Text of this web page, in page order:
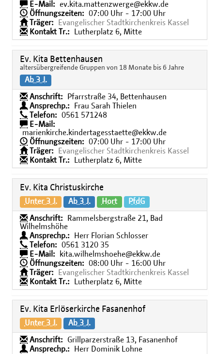
E-Mail:
ev.kita.mattenzwerge@ekkw.de
Öffnungszeiten:
07:00 Uhr - 17:00 Uhr
Träger:
Evangelischer Stadtkirchenkreis Kassel
Kontakt Tr.:
Lutherplatz 6, Mitte
Ev. Kita Bettenhausen
altersübergreifende Gruppen von 18 Monate bis 6 Jahre
Ab 3 J.
Anschrift:
Pfarrstraße 34, Bettenhausen
Ansprechp.:
Frau Sarah Thielen
Telefon:
0561 571248
E-Mail:
marienkirche.kindertagesstaette@ekkw.de
Öffnungszeiten:
07:00 Uhr - 17:00 Uhr
Träger:
Evangelischer Stadtkirchenkreis Kassel
Kontakt Tr.:
Lutherplatz 6, Mitte
Ev. Kita Christuskirche
Unter 3 J. Ab 3 J. Hort PfdG
Anschrift:
Rammelsbergstraße 21, Bad
Wilhelmshöhe
Ansprechp.:
Herr Florian Schlosser
Telefon:
0561 3120 35
E-Mail:
kita.wilhelmshoehe@ekkw.de
Öffnungszeiten:
08:00 Uhr - 16:00 Uhr
Träger:
Evangelischer Stadtkirchenkreis Kassel
Kontakt Tr.:
Lutherplatz 6, Mitte
Ev. Kita Erlöserkirche Fasanenhof
Unter 3 J. Ab 3 J.
Anschrift:
Grillparzerstraße 13, Fasanenhof
Ansprechp.:
Herr Dominik Lohne